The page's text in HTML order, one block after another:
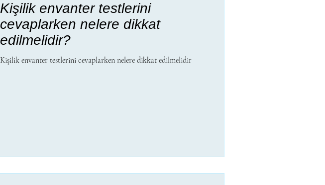
Kişilik envanter testlerini
cevaplarken nelere dikkat
edilmelidir?
Kişilik envanter testlerini cevaplarken nelere dikkat edilmelidir